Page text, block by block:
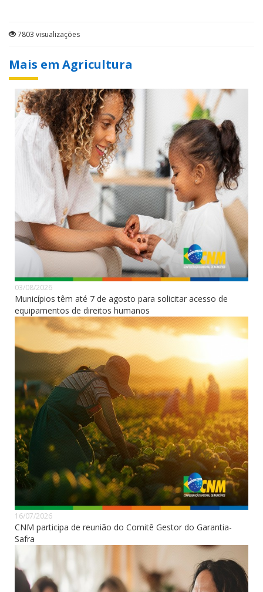
7803 visualizações
Mais em Agricultura
03/08/2026
Municípios têm até 7 de agosto para solicitar acesso de
equipamentos de direitos humanos
16/07/2026
CNM participa de reunião do Comitê Gestor do Garantia-
Safra